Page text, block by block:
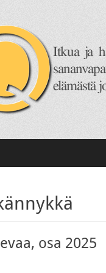
jo vuodesta 2008.
osa 2025